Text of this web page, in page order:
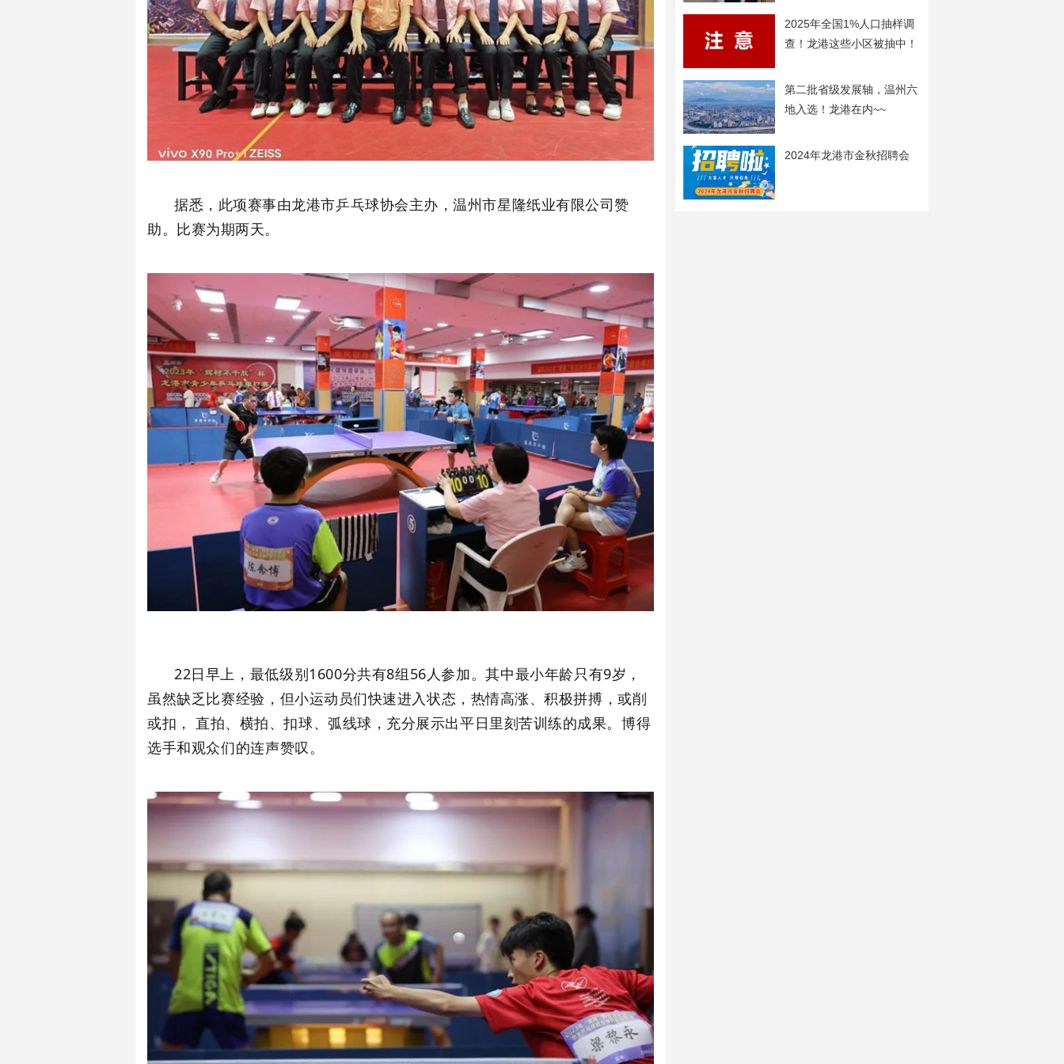
据悉，此项赛事由龙港市乒乓球协会主办，温州市星隆纸业有限公司赞
助。比赛为期两天。
22日早上，最低级别1600分共有8组56人参加。其中最小年龄只有9岁，
虽然缺乏比赛经验，但小运动员们快速进入状态，热情高涨、积极拼搏，或削
或扣， 直拍、横拍、扣球、弧线球，充分展示出平日里刻苦训练的成果。 博得
选手和观众们的连声赞叹。
2025年全国1%人口抽样调
查！龙港这些小区被抽中！
第二批省级发展轴，温州六
地入选！龙港在内~~
2024年龙港市金秋招聘会